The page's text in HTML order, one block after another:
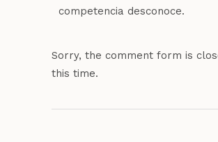
competencia desconoce.
Sorry, the comment form is
this time.